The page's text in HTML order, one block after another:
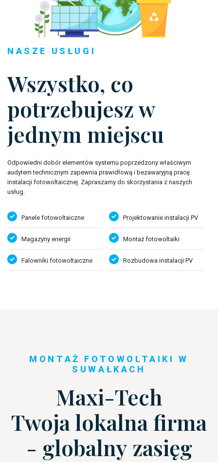
NASZE USŁUGI
Wszystko, co
potrzebujesz w
jednym miejscu
Odpowiedni dobór elementów systemu poprzedzony właściwym
audytem technicznym zapewnia prawidłową i bezawaryjną pracę
instalacji fotowoltaicznej. Zapraszamy do skorzystania z naszych
usług.
Panele fotowoltaiczne
Magazyny energii
Falowniki fotowoltaiczne
Projektowanie instalacji PV
Montaż fotowoltaiki
Rozbudowa instalacji PV
MONTAŻ FOTOWOLTAIKI W
SUWAŁKACH
Maxi-Tech
Twoja lokalna firma
- globalny zasięg